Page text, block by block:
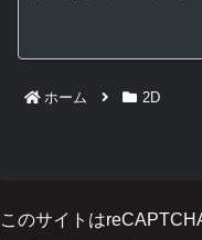
ホーム 2D
このサイトは